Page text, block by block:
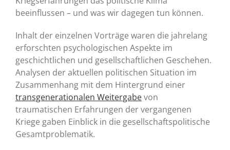
beeinflussen – und was wir dagegen tun können.
Inhalt der einzelnen Vorträge waren die jahrelang
erforschten psychologischen Aspekte im
geschichtlichen und gesellschaftlichen Geschehen.
Analysen der aktuellen politischen Situation im
Zusammenhang mit dem Hintergrund einer
transgenerationalen Weitergabevon
traumatischen Erfahrungen der vergangenen
Kriege gaben Einblick in die gesellschaftspolitische
Gesamtproblematik.